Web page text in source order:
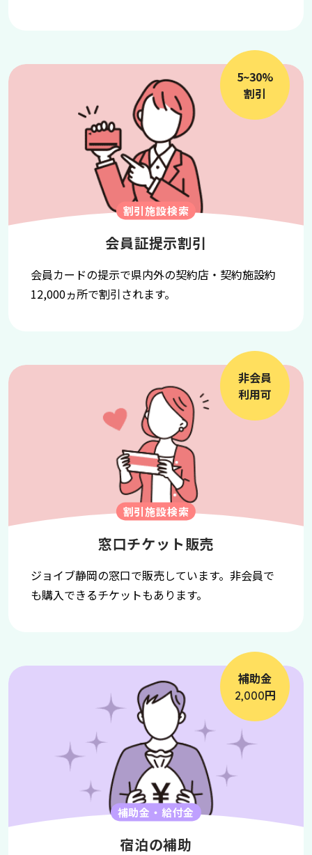
5~30%
割引
割引施設検索
会員証提示割引
会員カードの提示で県内外の契約店・契約施設約
12,000ヵ所で割引されます。
非会員
利用可
割引施設検索
窓口チケット販売
ジョイブ静岡の窓口で販売しています。非会員で
も購入できるチケットもあります。
補助金
2,000円
補助金・給付金
宿泊の補助